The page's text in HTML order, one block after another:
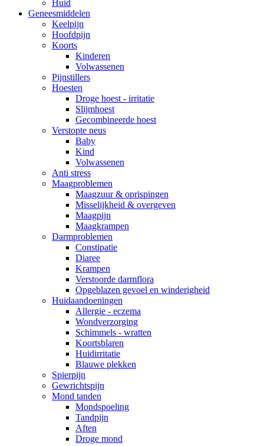
Huid
Geneesmiddelen
Keelpijn
Hoofdpijn
Koorts
Kinderen
Volwassenen
Pijnstillers
Hoesten
Droge hoest - irritatie
Slijmhoest
Gecombineerde hoest
Verstopte neus
Baby
Kind
Volwassenen
Anti stress
Maagproblemen
Maagzuur & oprispingen
Misselijkheid & overgeven
Maagpijn
Maagkrampen
Darmproblemen
Constipatie
Diaree
Krampen
Verstoorde darmflora
Opgeblazen gevoel en winderigheid
Huidaandoeningen
Allergie - eczema
Wondverzorging
Schimmels - wratten
Koortsblaren
Huidirritatie
Blauwe plekken
Spierpijn
Gewrichtspijn
Mond tanden
Mondspoeling
Tandpijn
Aften
Droge mond